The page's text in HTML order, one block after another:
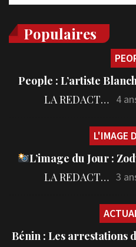
Populaires
People : L’artiste
LA REDACTION 4
L'IMAGE
L’image du Jour :
LA REDACTION 3
Bénin : Les arrestations